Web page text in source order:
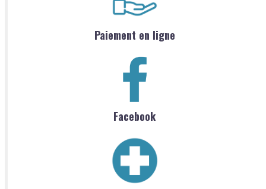
Paiement en ligne
Facebook